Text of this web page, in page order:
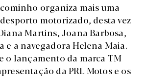
organiza mais uma
motorizado, desta vez
Martins, Joana Barbosa,
e a navegadora Helena Maia.
o lançamento da marca TM
da PRL Motos e os